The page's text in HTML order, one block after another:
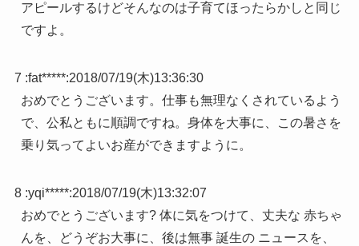
アピールするけどそんなのは子育てほったらかしと同じ
ですよ。
7 :fat*****:2018/07/19(木)13:36:30
おめでとうございます。仕事も無理なくされているよう
で、公私ともに順調ですね。身体を大事に、この暑さを
乗り気ってよいお産ができますように。
8 :yqi*****:2018/07/19(木)13:32:07
おめでとうございます? 体に気をつけて、丈夫な 赤ちゃ
んを、どうぞお大事に、後は無事 誕生の ニュースを、